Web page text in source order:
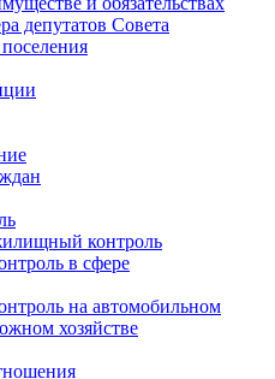
депутатов Совета
контроль
в сфере
на автомобильном
хозяйстве